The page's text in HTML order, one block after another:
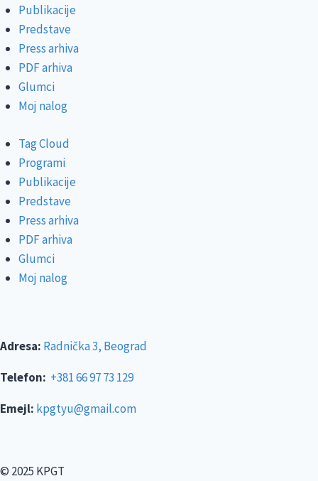
Publikacije
Predstave
Press arhiva
PDF arhiva
Glumci
Moj nalog
Tag Cloud
Programi
Publikacije
Predstave
Press arhiva
PDF arhiva
Glumci
Moj nalog
Adresa: Radnička 3, Beograd
Telefon: +381 66 97 73 129
Emejl: kpgtyu@gmail.com
© 2025 KPGT